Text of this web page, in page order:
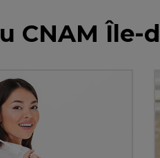
CNAM Île-